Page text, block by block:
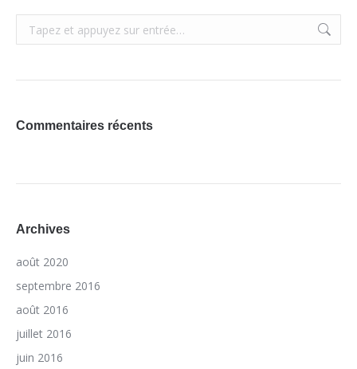
Recherche
:
Commentaires récents
Archives
août 2020
septembre 2016
août 2016
juillet 2016
juin 2016